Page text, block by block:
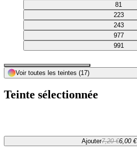
81
223
243
977
991
Voir toutes les teintes (17)
Teinte sélectionnée
Ajouter7,20 €6,00 €